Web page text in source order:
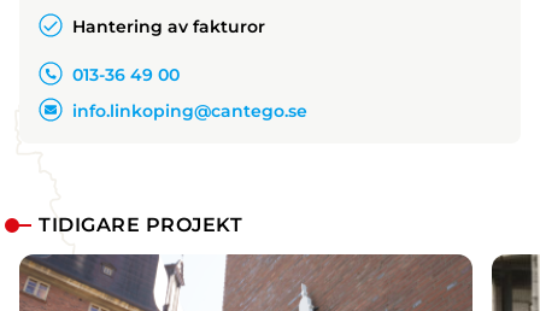
Hantering av fakturor
013-36 49 00
info.linkoping@cantego.se
TIDIGARE PROJEKT